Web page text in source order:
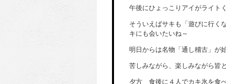
午後にひょっこりアイがライト
そういえばサキも「遊びに行
キにも会いたいね～
明日からは名物「通し稽古」が
苦しみながら、楽しみながら皆
夕方 食後に４人でカキ氷を食